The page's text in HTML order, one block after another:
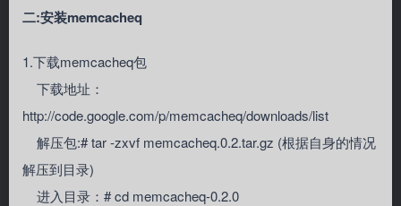
二:安装memcacheq
1.下载memcacheq包
下载地址：
http://code.google.com/p/memcacheq/downloads/list
解压包:# tar -zxvf memcacheq.0.2.tar.gz (根据自身的情况
解压到目录)
进入目录：# cd memcacheq-0.2.0